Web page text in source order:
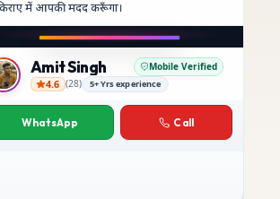
में आपकी मददकरूँगा।
Singh
Amit Singh Mobile Verified
4.6 (28) 5+ Yrs experience
WhatsApp Call